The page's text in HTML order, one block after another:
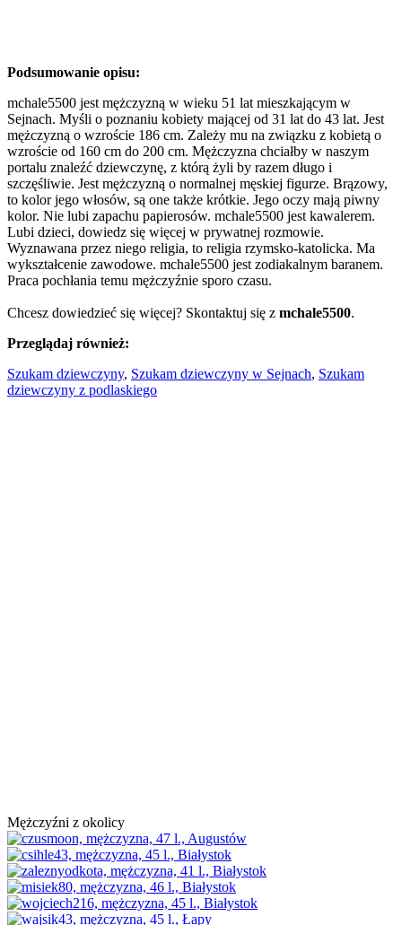
Podsumowanie opisu:
mchale5500 jest mężczyzną w wieku 51 lat mieszkającym w
Sejnach. Myśli o poznaniu kobiety mającej od 31 lat do 43 lat. Jest
mężczyzną o wzroście 186 cm. Zależy mu na związku z kobietą o
wzroście od 160 cm do 200 cm. Mężczyzna chciałby w naszym
portalu znaleźć dziewczynę, z którą żyli by razem długo i
szczęśliwie. Jest mężczyzną o normalnej męskiej figurze. Brązowy,
to kolor jego włosów, są one także krótkie. Jego oczy mają piwny
kolor. Nie lubi zapachu papierosów. mchale5500 jest kawalerem.
Lubi dzieci, dowiedz się więcej w prywatnej rozmowie.
Wyznawana przez niego religia, to religia rzymsko-katolicka. Ma
wykształcenie zawodowe. mchale5500 jest zodiakalnym baranem.
Praca pochłania temu mężczyźnie sporo czasu.
Chcesz dowiedzieć się więcej? Skontaktuj się z mchale5500.
Przeglądaj również:
Szukam dziewczyny, Szukam dziewczyny w Sejnach, Szukam
dziewczyny z podlaskiego
Mężczyźni z okolicy